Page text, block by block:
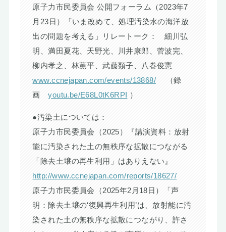
原子力市民委員会 公開フォーラム（2023年7
月23日）「いま改めて、処理汚染水の海洋放
出の問題を考える」リレートーク： 細川弘
明、満田夏花、天野光、川井康郎、菅波完、
柳内孝之、林薫平、武藤類子、八巻俊憲
www.ccnejapan.com/events/13868/（録
画youtu.be/E68L0tK6RPI ）
●汚染土については：
原子力市民委員会（2025）『講演資料：放射
能に汚染された土の無秩序な拡散につながる
「除去土壌の再生利用」はありえない』
http://www.ccnejapan.com/reports/18627/
原子力市民委員会（2025年2月18日）「声
明：除去土壌の‘復興再生利用’は、放射能に汚
染された土の無秩序な拡散につながり、許さ